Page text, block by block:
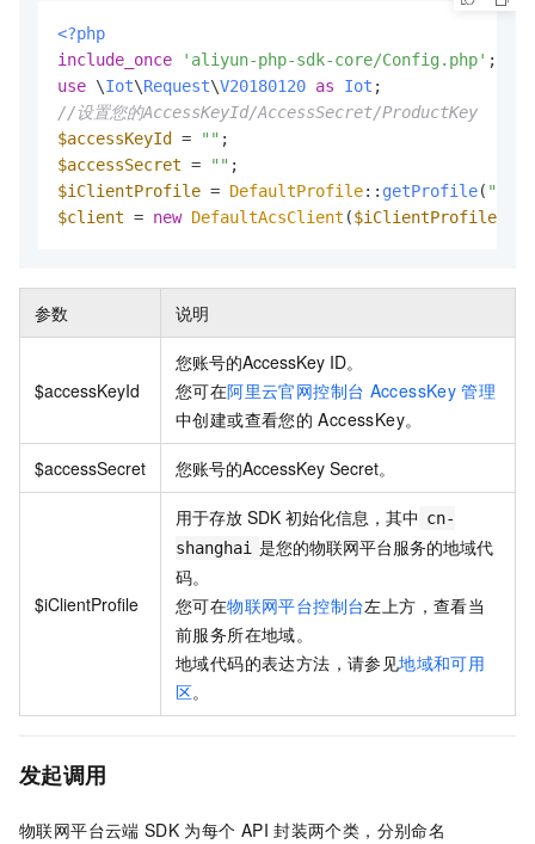
<?php
include_once
'aliyun-php-sdk-core/Config.php'
use \Iot\Request\V20180120 as Iot
//设置您的AccessKeyId/AccessSecret/ProductKey
$accessKeyId
= ""
$accessSecret = ""
$iClientProfile = DefaultProfile:: getProfile( "cn-
$client = new DefaultAcsClient ($iClientProfile
参数 说明
$accessKeyId
您账号的AccessKey ID。
您可在阿里云官网控制台 AccessKey 管理
中创建或查看您的 AccessKey。
$accessSecret 您账号的AccessKey Secret。
$iClientProfile
用于存放 SDK 初始化信息，其中 cn-
shanghai 是您的物联网平台服务的地域代
码。
您可在物联网平台控制台左上方，查看当
前服务所在地域。
地域代码的表达方法，请参见地域和可用
区。
发起调用
物联网平台云端 SDK 为每个 API 封装两个类，分别命名